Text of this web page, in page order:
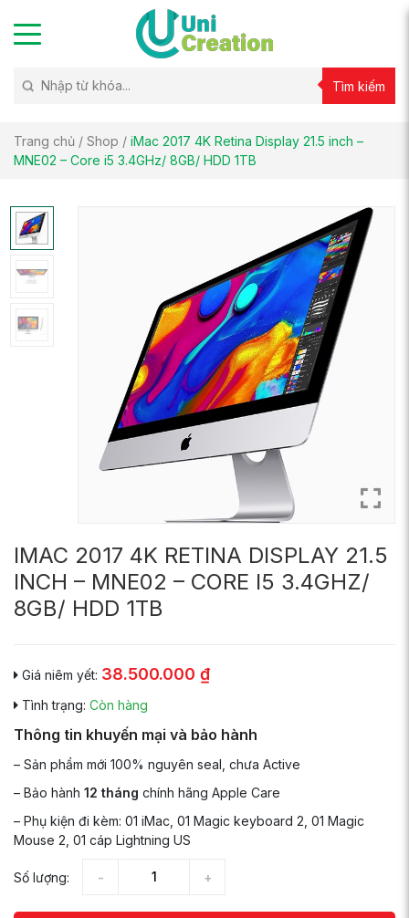
Tìm kiếm
Trang chủ / Shop / iMac 2017 4K Retina Display 21.5 inch –
MNE02 – Core i5 3.4GHz/ 8GB/ HDD 1TB
IMAC 2017 4K RETINA DISPLAY 21.5
INCH – MNE02 – CORE I5 3.4GHZ/
8GB/ HDD 1TB
Giá niêm yết: 38.500.000 ₫
Tình trạng: Còn hàng
Thông tin khuyến mại và bảo hành
– Sản phẩm mới 100% nguyên seal, chưa Active
– Bảo hành 12 tháng chính hãng Apple Care
– Phụ kiện đi kèm: 01 iMac, 01 Magic keyboard 2, 01 Magic
Mouse 2, 01 cáp Lightning US
Số lượng: